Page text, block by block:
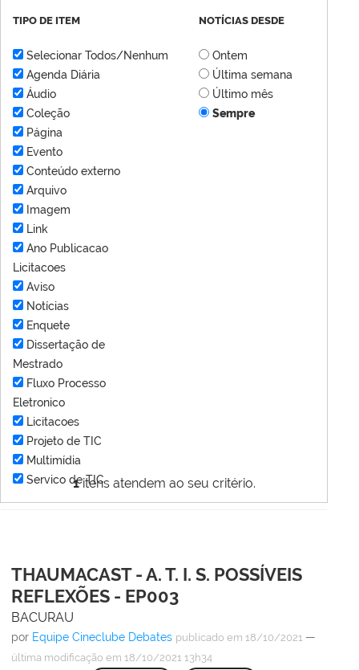
1itens atendem ao seu critério.
TIPO DE ITEM
Selecionar Todos/Nenhum
Agenda Diária
Áudio
Coleção
Página
Evento
Conteúdo externo
Arquivo
Imagem
Link
Ano Publicacao
Licitacoes
Aviso
Notícias
Enquete
Dissertação de
Mestrado
Fluxo Processo
Eletronico
Licitacoes
Projeto de TIC
Multimídia
Servico de TIC
NOTÍCIAS DESDE
Ontem
Última semana
Último mês
Sempre
THAUMACAST - A. T. I. S. POSSÍVEIS
REFLEXÕES - EP003
BACURAU
por Equipe Cineclube Debates publicado em 18/10/2021 —
última modificação em 18/10/2021 13h34